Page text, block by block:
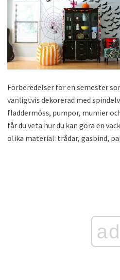
Förberedelser för en semester
vanligtvis dekorerad med
fladdermöss, pumpor, mumier
får du veta hur du kan göra en
olika material: trådar, gasbind,
ad